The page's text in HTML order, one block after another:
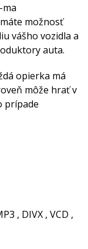
možnosť
vášho vozidla a
auta.
opierka má
môže hrať v
prípade
, DIVX , VCD ,